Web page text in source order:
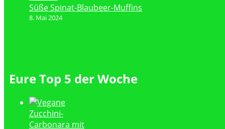
Süße Spinat-Blaubeer-Muffins
8. Mai 2024
Eure Top 5 der Woche